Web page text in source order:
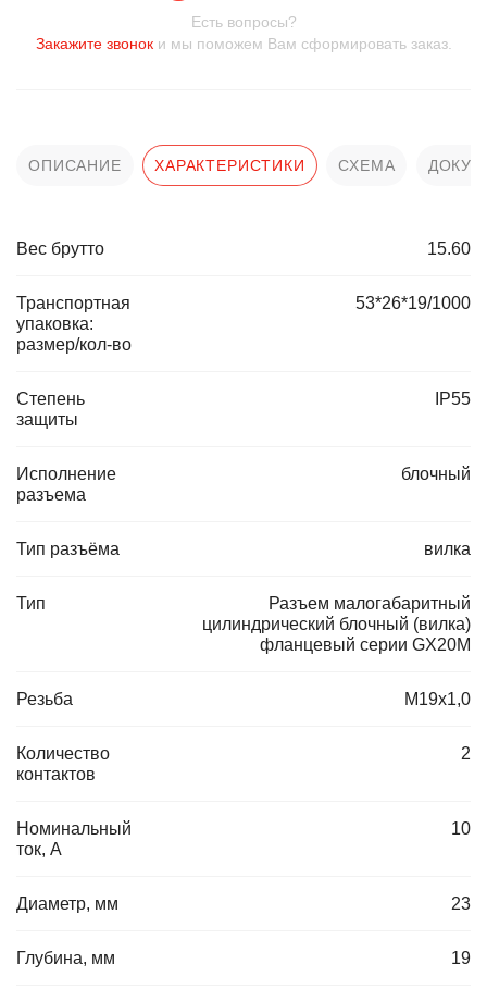
Есть вопросы?
Закажите звоноки мы поможем Вам сформировать заказ.
ОПИСАНИЕ ХАРАКТЕРИСТИКИ СХЕМА
Вес брутто 15.60
Транспортная
упаковка:
размер/кол-во
53*26*19/1000
Степень
защиты
IP55
Исполнение
разъема
блочный
Тип разъёма вилка
Тип
Разъем малогабаритный
цилиндрический блочный (вилка)
фланцевый серии GX20M
Резьба M19x1,0
Количество
контактов
2
Номинальный
ток, А
10
Диаметр, мм 23
Глубина, мм 19